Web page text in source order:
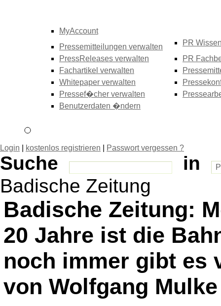
MyAccount
Pressemitteilungen verwalten
PressReleases verwalten
Fachartikel verwalten
Whitepaper verwalten
Pressef�cher verwalten
Benutzerdaten �ndern
PR
PR
Login kostenlos registrieren Passwort vergessen ?
Suche
in
Badische Zeitung
Badische Zeitung:
20 Jahre ist die
noch immer gibt es
von Wolfgang Mulke